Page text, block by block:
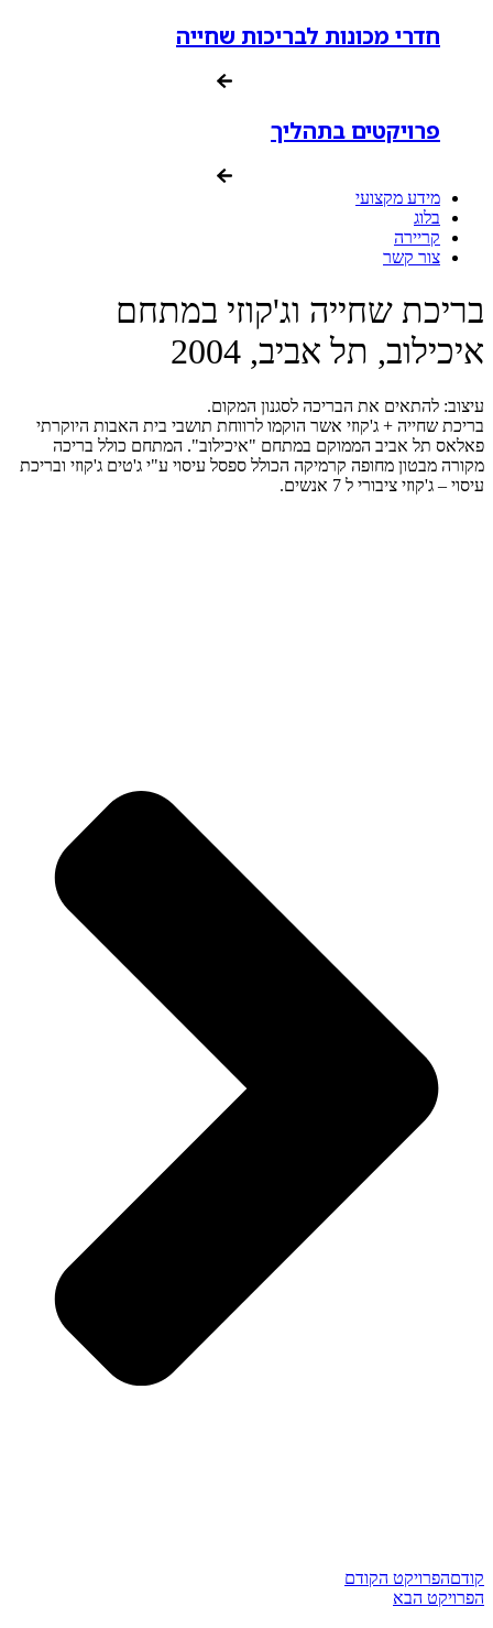
חדרי מכונות לבריכות שחייה
פרויקטים בתהליך
מידע מקצועי
בלוג
קריירה
צור קשר
בריכת שחייה וג'קוזי במתחם
איכילוב, תל אביב, 2004
עיצוב: להתאים את הבריכה לסגנון המקום.
בריכת שחייה + ג'קוזי אשר הוקמו לרווחת תושבי בית האבות היוקרתי
פאלאס תל אביב הממוקם במתחם "איכילוב". המתחם כולל בריכה
מקורה מבטון מחופה קרמיקה הכולל ספסל עיסוי ע"י ג'טים ג'קוזי ובריכת
עיסוי – ג'קוזי ציבורי ל 7 אנשים.
קודםהפרויקט הקודם
הפרויקט הבא